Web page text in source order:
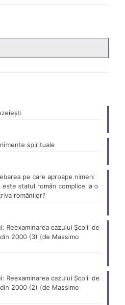
spirituale
pe care aproape nimeni
statul român complice la o
românilor?
Reexaminarea cazului Școlii de
2000 (3) (de Massimo
Reexaminarea cazului Școlii de
2000 (2) (de Massimo